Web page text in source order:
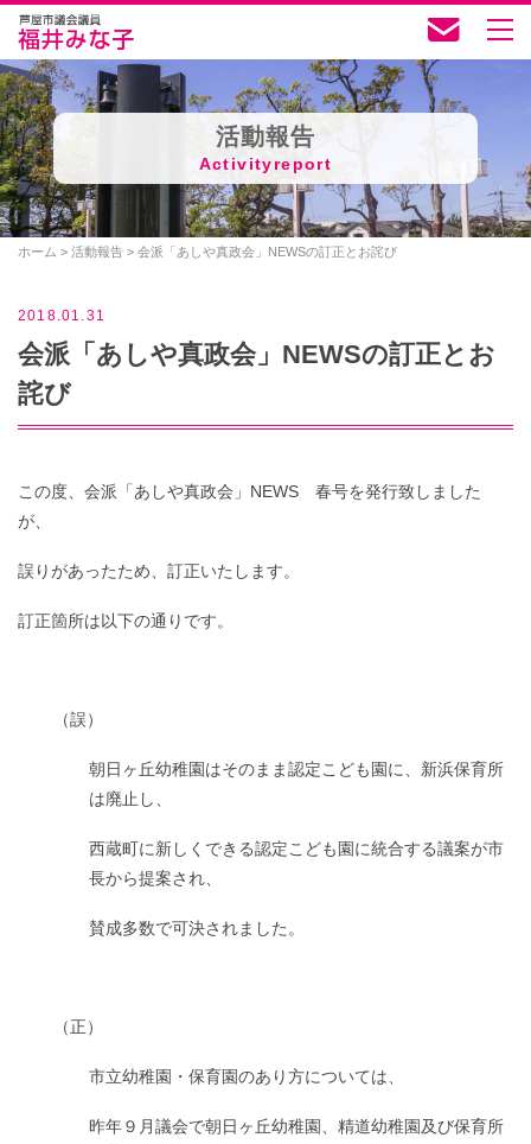
活動報告
Activityreport
ホーム > 活動報告 > 会派「あしや真政会」NEWSの訂正とお詫び
2018.01.31
会派「あしや真政会」NEWSの訂正とお
詫び
この度、会派「あしや真政会」NEWS 春号を発行致しました
が、
誤りがあったため、訂正いたします。
訂正箇所は以下の通りです。
（誤）
朝日ヶ丘幼稚園はそのまま認定こども園に、新浜保育所
は廃止し、
西蔵町に新しくできる認定こども園に統合する議案が市
長から提案され、
賛成多数で可決されました。
（正）
市立幼稚園・保育園のあり方については、
昨年９月議会で朝日ヶ丘幼稚園、精道幼稚園及び保育所